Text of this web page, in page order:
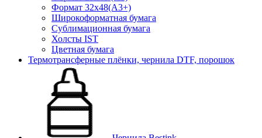
Формат 32х48(А3+)
Широкоформатная бумага
Сублимационная бумага
Холсты IST
Цветная бумага
Термотрансферные плёнки, чернила DTF, порошок